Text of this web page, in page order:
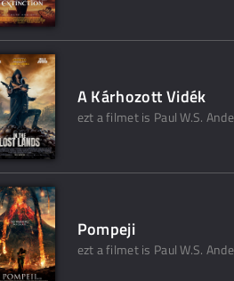
A Kárhozott Vidék
ezt a filmet is Paul W.S.
Pompeji
ezt a filmet is Paul W.S.